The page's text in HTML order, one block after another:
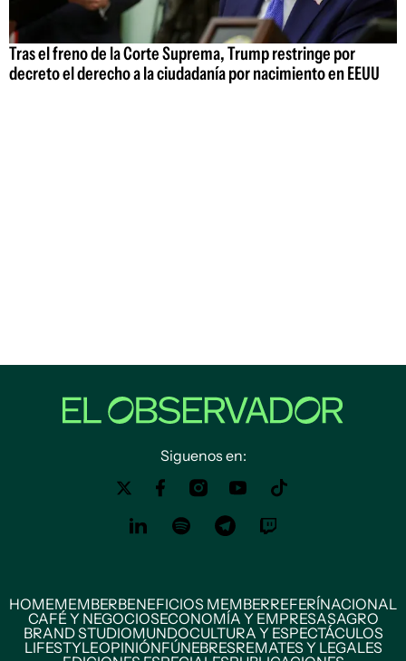
Tras el freno de la Corte Suprema, Trump restringe por
decreto el derecho a la ciudadanía por nacimiento en EEUU
Siguenos en:
HOMEMEMBERBENEFICIOS MEMBERREFERÍNACIONAL
CAFÉ Y NEGOCIOSECONOMÍA Y EMPRESASAGRO
BRAND STUDIOMUNDOCULTURA Y ESPECTÁCULOS
LIFESTYLEOPINIÓNFÚNEBRESREMATES Y LEGALES